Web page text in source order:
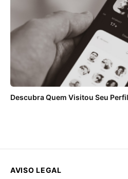
Descubra Quem Visitou Seu
AVISO LEGAL